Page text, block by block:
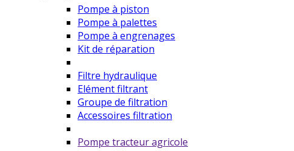
Pompe à piston
Pompe à palettes
Pompe à engrenages
Kit de réparation
Filtre hydraulique
Elément filtrant
Groupe de filtration
Accessoires filtration
Pompe tracteur agricole